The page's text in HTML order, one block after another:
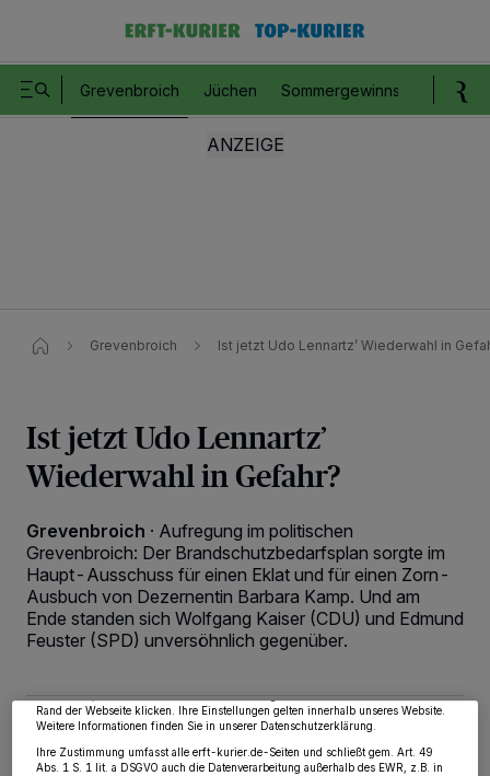
Grevenbroich Jüchen Sommergewinnspiel
Grevenbroich Ist jetzt Udo Lennartz’ Wiederwahl in
Ist jetzt Udo Lennartz’
Wiederwahl in Gefahr?
Grevenbroich · Aufregung im politischen
Grevenbroich: Der Brandschutzbedarfsplan sorgte im
Haupt-Ausschuss für einen Eklat und für einen Zorn-
Ausbuch von Dezernentin Barbara Kamp. Und am
Ende standen sich Wolfgang Kaiser (CDU) und Edmund
Feuster (SPD) unversöhnlich gegenüber.
02.06.2015 , 15:51 Uhr 2 Minuten Lesezeit
Wir und unsere 218-Partner speichern und greifen auf personenbezogene Daten
wie Browserdaten oder eindeutige Kennungen auf Ihrem Gerät zu. Durch Auswahl
von OK aktivieren Sie Tracking-Technologien für die unter „Wir und unsere
Partner verarbeiten Daten, um Ihnen Dienste bereitzustellen“ aufgeführten
Zwecke. Wenn Tracker deaktiviert sind, sind manche Inhalte und Anzeigen
Rand der Webseite klicken. Ihre Einstellungen gelten innerhalb unseres Website.
Weitere Informationen finden Sie in unserer Datenschutzerklärung.
Ihre Zustimmung umfasst alle erft-kurier.de-Seiten und schließt gem. Art. 49
Abs. 1 S. 1 lit. a DSGVO auch die Datenverarbeitung außerhalb des EWR, z.B. in